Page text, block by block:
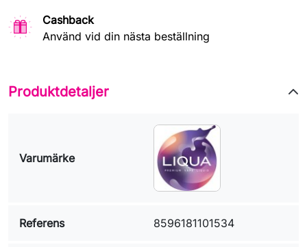
Cashback
Använd vid din nästa beställning
Produktdetaljer
Varumärke
Referens 8596181101534